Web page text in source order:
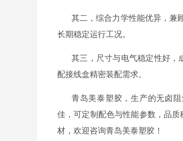
其二，综合力学性能优异，兼
长期稳定运行工况。
其三，尺寸与电气稳定性好
配接线盒精密装配需求。
青岛美泰塑胶，生产的无卤
佳，可定制配色与性能参数，品
材，欢迎咨询青岛美泰塑胶！